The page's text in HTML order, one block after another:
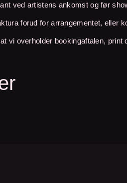
ved artistens ankomst og før
forud for arrangementet, eller
vi overholder bookingaftalen, print